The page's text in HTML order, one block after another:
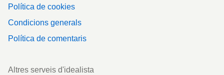
Política de cookies
Condicions generals
Política de comentaris
Altres serveis d'idealista